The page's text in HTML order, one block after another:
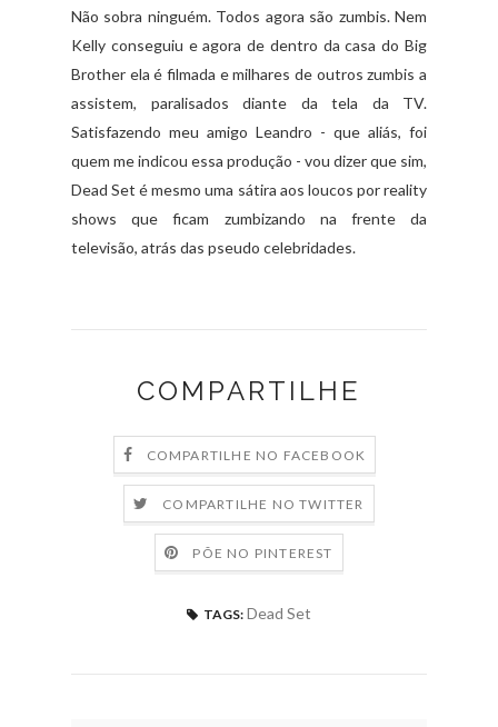
Não sobra ninguém. Todos agora são zumbis. Nem
Kelly conseguiu e agora de dentro da casa do Big
Brother ela é filmada e milhares de outros zumbis a
assistem, paralisados diante da tela da TV.
Satisfazendo meu amigo Leandro - que aliás, foi
quem me indicou essa produção - vou dizer que sim,
Dead Set é mesmo uma sátira aos loucos por reality
shows que ficam zumbizando na frente da
televisão, atrás das pseudo celebridades.
COMPARTILHE
COMPARTILHE NO FACEBOOK
COMPARTILHE NO TWITTER
PÕE NO PINTEREST
TAGS: Dead Set